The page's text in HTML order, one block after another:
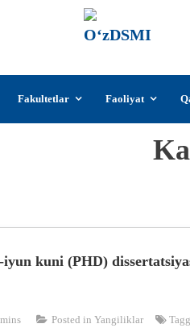
Fakultetlar Faoliyat
iyun kuni (PHD)
Posted in Yangiliklar